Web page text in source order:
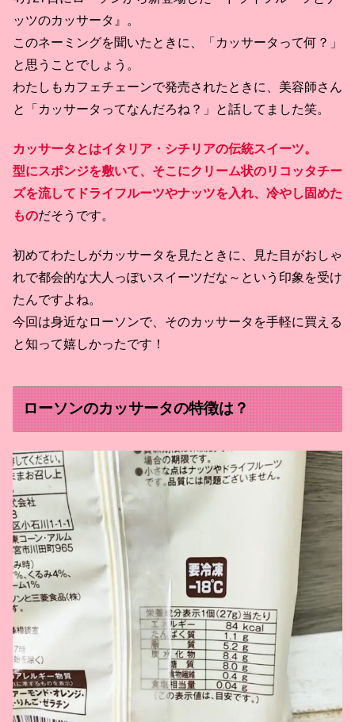
ッツのカッサータ』。
このネーミングを聞いたときに、「カッサータって何？」
と思うことでしょう。
わたしもカフェチェーンで発売されたときに、美容師さん
と「カッサータってなんだろね？」と話してました笑。
カッサータとはイタリア・シチリアの伝統スイーツ。
型にスポンジを敷いて、そこにクリーム状のリコッタチー
ズを流してドライフルーツやナッツを入れ、冷やし固めた
ものだそうです。
初めてわたしがカッサータを見たときに、見た目がおしゃ
れで都会的な大人っぽいスイーツだな～という印象を受け
たんですよね。
今回は身近なローソンで、そのカッサータを手軽に買える
と知って嬉しかったです！
ローソンのカッサータの特徴は？